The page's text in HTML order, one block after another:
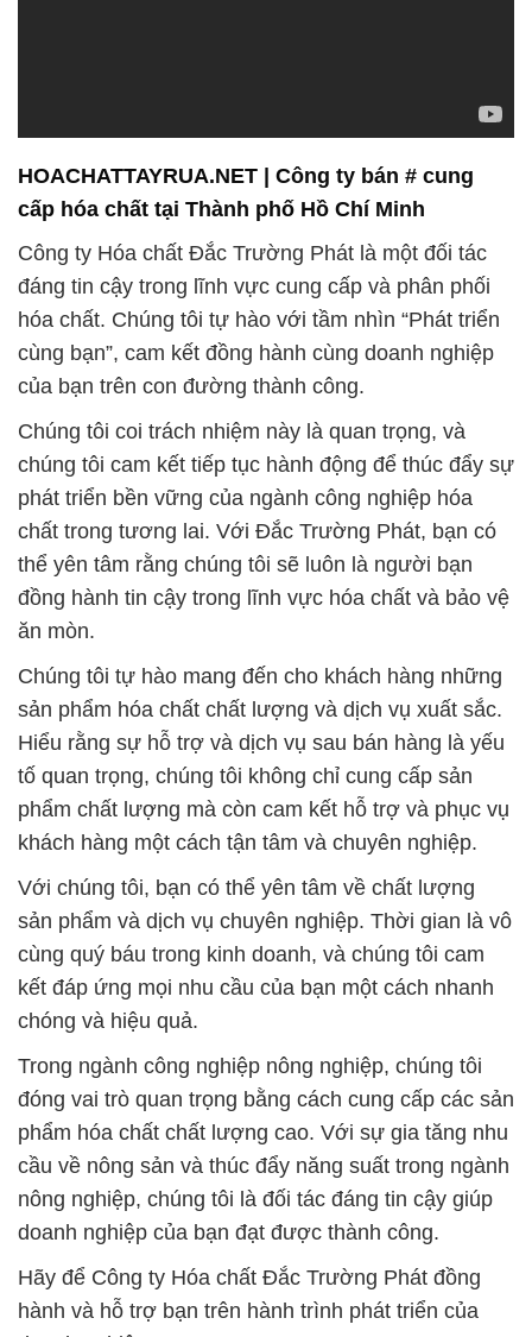
HOACHATTAYRUA.NET | Công ty bán # cung
cấp hóa chất tại Thành phố Hồ Chí Minh
Công ty Hóa chất Đắc Trường Phát là một đối tác
đáng tin cậy trong lĩnh vực cung cấp và phân phối
hóa chất. Chúng tôi tự hào với tầm nhìn “Phát triển
cùng bạn”, cam kết đồng hành cùng doanh nghiệp
của bạn trên con đường thành công.
Chúng tôi coi trách nhiệm này là quan trọng, và
chúng tôi cam kết tiếp tục hành động để thúc đẩy sự
phát triển bền vững của ngành công nghiệp hóa
chất trong tương lai. Với Đắc Trường Phát, bạn có
thể yên tâm rằng chúng tôi sẽ luôn là người bạn
đồng hành tin cậy trong lĩnh vực hóa chất và bảo vệ
ăn mòn.
Chúng tôi tự hào mang đến cho khách hàng những
sản phẩm hóa chất chất lượng và dịch vụ xuất sắc.
Hiểu rằng sự hỗ trợ và dịch vụ sau bán hàng là yếu
tố quan trọng, chúng tôi không chỉ cung cấp sản
phẩm chất lượng mà còn cam kết hỗ trợ và phục vụ
khách hàng một cách tận tâm và chuyên nghiệp.
Với chúng tôi, bạn có thể yên tâm về chất lượng
sản phẩm và dịch vụ chuyên nghiệp. Thời gian là vô
cùng quý báu trong kinh doanh, và chúng tôi cam
kết đáp ứng mọi nhu cầu của bạn một cách nhanh
chóng và hiệu quả.
Trong ngành công nghiệp nông nghiệp, chúng tôi
đóng vai trò quan trọng bằng cách cung cấp các sản
phẩm hóa chất chất lượng cao. Với sự gia tăng nhu
cầu về nông sản và thúc đẩy năng suất trong ngành
nông nghiệp, chúng tôi là đối tác đáng tin cậy giúp
doanh nghiệp của bạn đạt được thành công.
Hãy để Công ty Hóa chất Đắc Trường Phát đồng
hành và hỗ trợ bạn trên hành trình phát triển của